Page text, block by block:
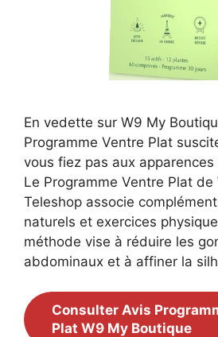
En vedette sur W9 My
Programme Ventre Plat
vous fiez pas aux
Le Programme Ventre Plat
Teleshop associe
naturels et exercices
méthode vise à réduire les
abdominaux et à affiner la
Consulter Avis
Plat W9 My Boutique